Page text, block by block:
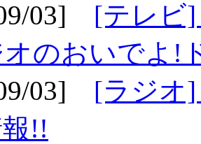
03] [テレビ
のおいでよ!
03] [ラジオ]
!!